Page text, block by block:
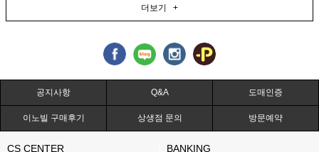
더보기 +
공지사항 Q&A 도매인증
이노빌 구매후기 상생점 문의 방문예약
CS CENTER BANKING